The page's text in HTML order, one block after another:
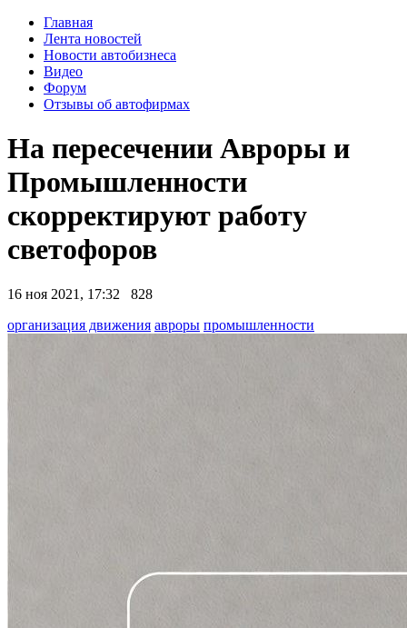
Главная
Лента новостей
Новости автобизнеса
Видео
Форум
Отзывы об автофирмах
На пересечении Авроры и
Промышленности
скорректируют работу
светофоров
16 ноя 2021, 17:32
828
организация движения авроры промышленности